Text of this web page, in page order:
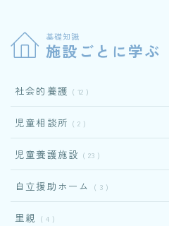
基礎知識
施設ごとに学ぶ
社会的養護 12
児童相談所 2
児童養護施設 23
自立援助ホーム 3
里親 4